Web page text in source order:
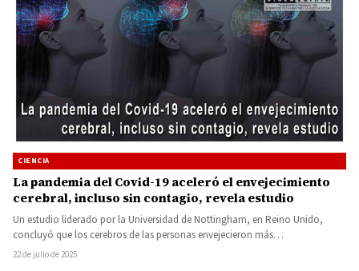
CIENCIA
La pandemia del Covid-19 aceleró el envejecimiento
cerebral, incluso sin contagio, revela estudio
Un estudio liderado por la Universidad de Nottingham, en Reino Unido,
concluyó que los cerebros de las personas envejecieron más…
22 de julio de 2025